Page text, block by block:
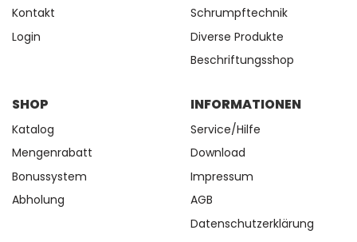
Kontakt
Login
Schrumpftechnik
Diverse Produkte
Beschriftungsshop
SHOP
Katalog
Mengenrabatt
Bonussystem
Abholung
INFORMATIONEN
Service/Hilfe
Download
Impressum
AGB
Datenschutzerklärung